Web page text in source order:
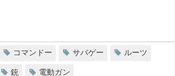
コマンドー サバゲー ルーツ
銃 電動ガン